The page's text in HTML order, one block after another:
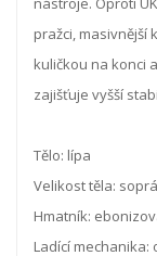
pražci, masivnější
kuličkou na konci
zajišťuje vyšší
Tělo: lípa
Velikost těla:
Hmatník:
Ladící mechanika: